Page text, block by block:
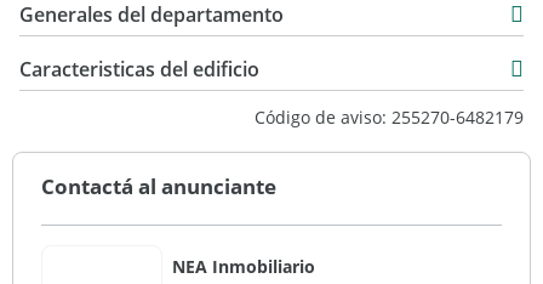
Generales del departamento
Caracteristicas del edificio
Torre
Código de aviso: 255270-6482179
Contactá al anunciante
NEA Inmobiliario